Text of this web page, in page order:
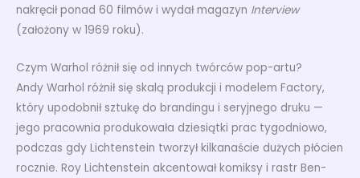
nakręcił ponad 60 filmów i wydał magazyn Interview
(założony w 1969 roku).
Czym Warhol różnił się od innych twórców pop-artu?
Andy Warhol różnił się skalą produkcji i modelem Factory,
który upodobnił sztukę do brandingu i seryjnego druku —
jego pracownia produkowała dziesiątki prac tygodniowo,
podczas gdy Lichtenstein tworzył kilkanaście dużych płócien
rocznie. Roy Lichtenstein akcentował komiksy i rastr Ben-